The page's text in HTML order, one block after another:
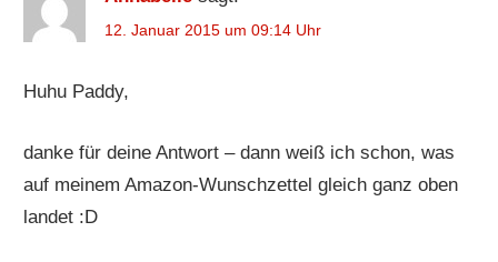
12. Januar 2015 um 09:14 Uhr
Huhu Paddy,
danke für deine Antwort – dann weiß ich schon, was
auf meinem Amazon-Wunschzettel gleich ganz oben
landet :D